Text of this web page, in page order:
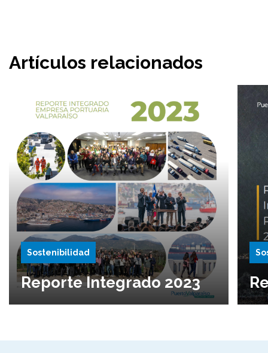
Artículos relacionados
Sostenibilidad
Reporte Integrado 2023